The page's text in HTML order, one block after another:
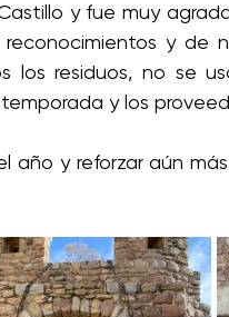
y fue muy
y de
los residuos, no se
y los
año y reforzar aún